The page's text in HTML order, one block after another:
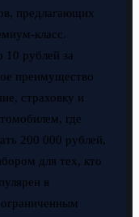
предлагающих
класс.
рублей за
преимущество
страховку и
где
200 000 рублей,
для тех, кто
в
ограниченным